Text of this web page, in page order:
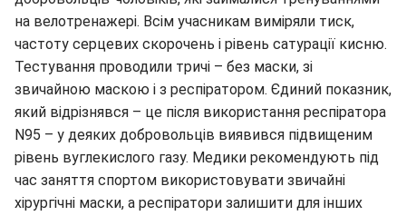
на велотренажері. Всім учасникам виміряли тиск,
частоту серцевих скорочень і рівень сатурації кисню.
Тестування проводили тричі – без маски, зі
звичайною маскою і з респіратором. Єдиний показник,
який відрізнявся – це після використання респіратора
N95 – у деяких добровольців виявився підвищеним
рівень вуглекислого газу. Медики рекомендують під
час заняття спортом використовувати звичайні
хірургічні маски, а респіратори залишити для інших